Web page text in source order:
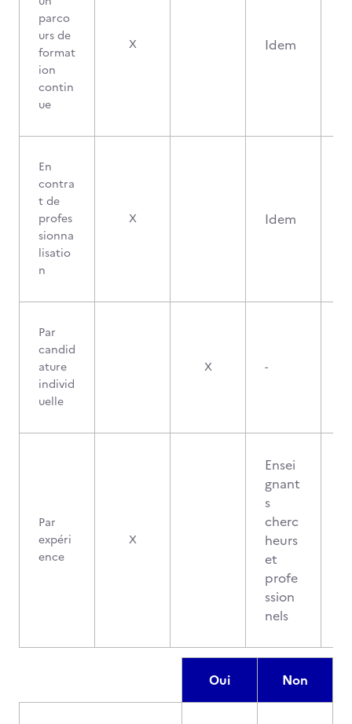
parco
urs de
format
ion
contin
ue
X Idem
En
contra
t de
profes
sionna
lisatio
n
X Idem
Par
candid
ature
individ
uelle
X -
Par
expéri
ence
X
Ensei
gnant
s
cherc
heurs
et
profe
ssion
nels
Oui Non